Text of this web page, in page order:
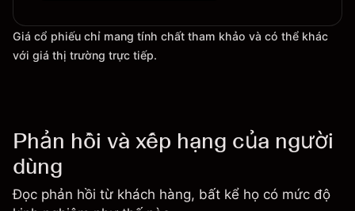
Giá cổ phiếu chỉ mang tính chất tham khảo và có thể khác
với giá thị trường trực tiếp.
Phản hồi và xếp hạng của người
dùng
Đọc phản hồi từ khách hàng, bất kể họ có mức độ